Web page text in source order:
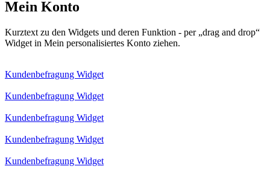
Mein Konto
Kurztext zu den Widgets und deren Funktion - per „drag and drop“
Widget in Mein personalisiertes Konto ziehen.
Kundenbefragung Widget
Kundenbefragung Widget
Kundenbefragung Widget
Kundenbefragung Widget
Kundenbefragung Widget